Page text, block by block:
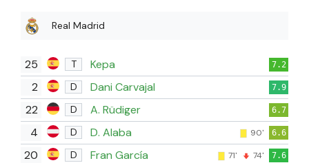
Real Madrid
25 T Kepa 7.2
2 D Dani Carvajal 7.9
22 D A. Rüdiger 6.7
4 D D. Alaba 90' 6.6
20 D Fran García 71' 74' 7.6